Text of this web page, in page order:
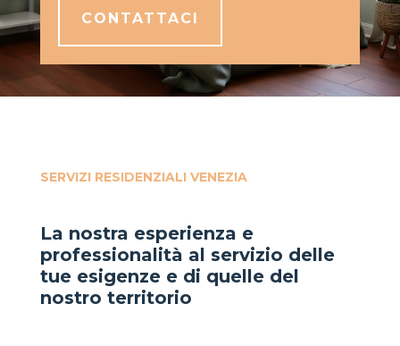
CONTATTACI
SERVIZI RESIDENZIALI VENEZIA
La nostra esperienza e
professionalità al servizio delle
tue esigenze e di quelle del
nostro territorio